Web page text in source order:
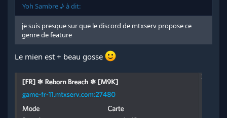
Yoh Sambre ♪ à dit:
je suis presque sur que le discord de mtxserv propose ce
genre de feature
Le mien est + beau gosse